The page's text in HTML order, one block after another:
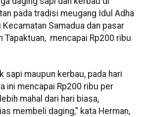
pada tradisi meugang Idul Adha
Samadua dan pasar
Tapaktuan, mencapai Rp200 ribu
sapi maupun kerbau, pada hari
ini mencapai Rp200 ribu per
mahal dari hari biasa,
membeli daging," kata Herman,